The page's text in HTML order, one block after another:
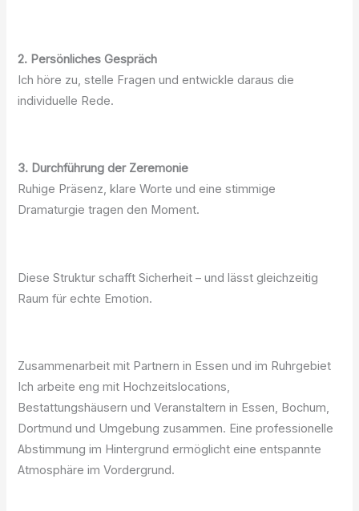
2. Persönliches Gespräch
Ich höre zu, stelle Fragen und entwickle daraus die
individuelle Rede.
3. Durchführung der Zeremonie
Ruhige Präsenz, klare Worte und eine stimmige
Dramaturgie tragen den Moment.
Diese Struktur schafft Sicherheit – und lässt gleichzeitig
Raum für echte Emotion.
Zusammenarbeit mit Partnern in Essen und im Ruhrgebiet
Ich arbeite eng mit Hochzeitslocations,
Bestattungshäusern und Veranstaltern in Essen, Bochum,
Dortmund und Umgebung zusammen. Eine professionelle
Abstimmung im Hintergrund ermöglicht eine entspannte
Atmosphäre im Vordergrund.